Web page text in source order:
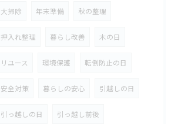
大掃除 年末準備 秋の整理
押入れ整理 暮らし改善 木の日
リユース 環境保護 転倒防止の日
安全対策 暮らしの安心 引越しの日
引っ越しの日 引っ越し前後